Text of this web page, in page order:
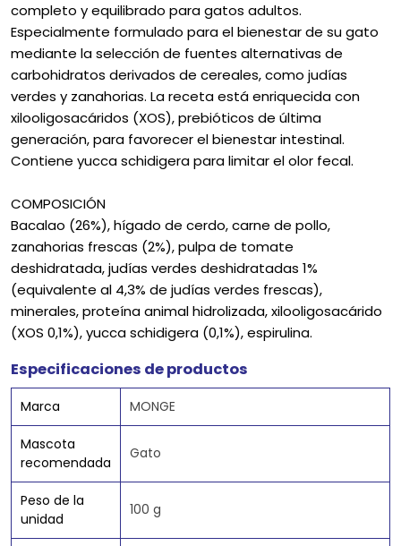
completo y equilibrado para gatos adultos.
Especialmente formulado para el bienestar de su gato
mediante la selección de fuentes alternativas de
carbohidratos derivados de cereales, como judías
verdes y zanahorias. La receta está enriquecida con
xilooligosacáridos (XOS), prebióticos de última
generación, para favorecer el bienestar intestinal.
Contiene yucca schidigera para limitar el olor fecal.
COMPOSICIÓN
Bacalao (26%), hígado de cerdo, carne de pollo,
zanahorias frescas (2%), pulpa de tomate
deshidratada, judías verdes deshidratadas 1%
(equivalente al 4,3% de judías verdes frescas),
minerales, proteína animal hidrolizada, xilooligosacárido
(XOS 0,1%), yucca schidigera (0,1%), espirulina.
Especificaciones de productos
Marca MONGE
Mascota
recomendada
Gato
Peso de la
unidad
100 g